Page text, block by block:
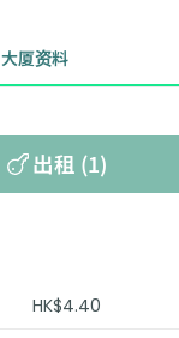
大厦资料
出租 (1)
HK$4.40